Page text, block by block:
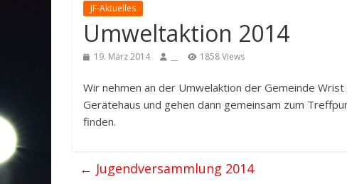
JF-Aktuelles
Umweltaktion 2014
19. März 2014 1858 Views
Wir nehmen an der Umwelaktion der Gemeinde
Gerätehaus und gehen dann gemeinsam zum
finden.
← Jugendversammlung 2014